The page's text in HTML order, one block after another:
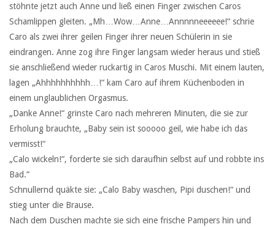
stöhnte jetzt auch Anne und ließ einen Finger zwischen Caros
Schamlippen gleiten. „Mh…Wow…Anne…Annnnneeeeee!“ schrie
Caro als zwei ihrer geilen Finger ihrer neuen Schülerin in sie
eindrangen. Anne zog ihre Finger langsam wieder heraus und stieß
sie anschließend wieder ruckartig in Caros Muschi. Mit einem lauten,
lagen „Ahhhhhhhhhh…!“ kam Caro auf ihrem Küchenboden in
einem unglaublichen Orgasmus.
„Danke Anne!“ grinste Caro nach mehreren Minuten, die sie zur
Erholung brauchte, „Baby sein ist sooooo geil, wie habe ich das
vermisst!“
„Calo wickeln!“, forderte sie sich daraufhin selbst auf und robbte ins
Bad.“
Schnullernd quäkte sie: „Calo Baby waschen, Pipi duschen!“ und
stieg unter die Brause.
Nach dem Duschen machte sie sich eine frische Pampers hin und